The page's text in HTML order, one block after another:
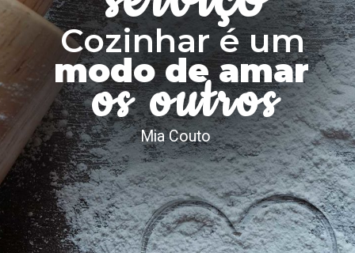
Cozinhar é um
modo de amar
os outros
Mia Couto